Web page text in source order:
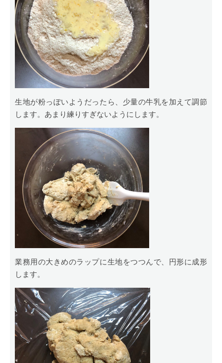
生地が粉っぽいようだったら、少量の牛乳を加えて調節
します。あまり練りすぎないようにします。
業務用の大きめのラップに生地をつつんで、円形に成形
します。